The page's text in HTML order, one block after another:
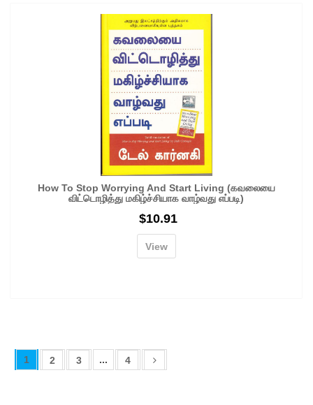
How To Stop Worrying And Start Living (கவலையை
விட்டொழித்து மகிழ்ச்சியாக வாழ்வது எப்படி)
$10.91
View
1 2 3 ... 4